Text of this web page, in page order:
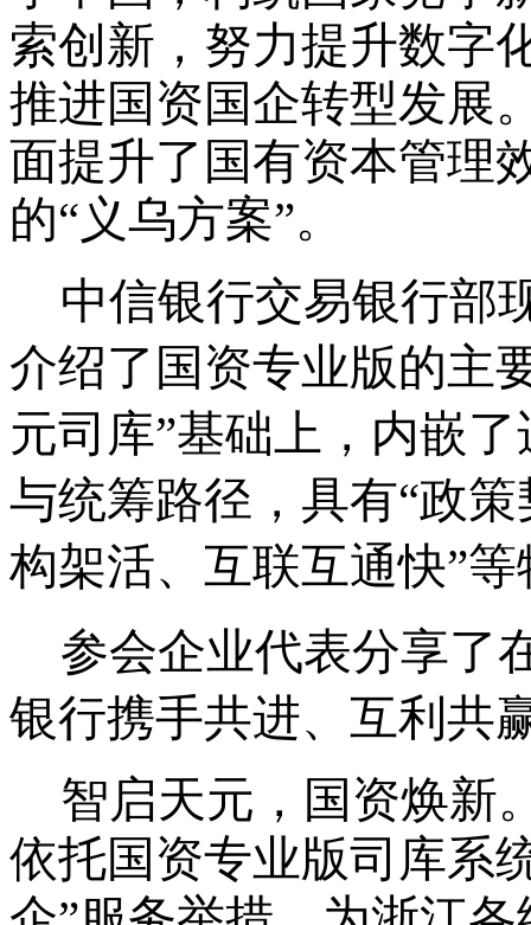
索创新，努力提升数字
推进国资国企转型发展
面提升了国有资本管理
的“义乌方案”。
中信银行交易银行部
介绍了国资专业版的主
元司库”基础上，内嵌
与统筹路径，具有“政
构架活、互联互通快”
参会企业代表分享了
银行携手共进、互利共
智启天元，国资焕新
依托国资专业版司库系